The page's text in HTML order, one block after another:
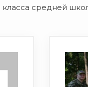
класса средней